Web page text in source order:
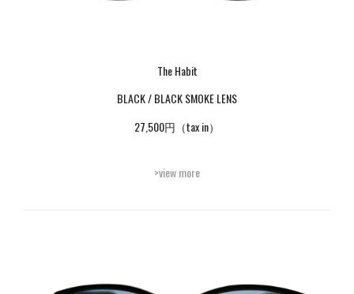
The Habit
BLACK / BLACK SMOKE LENS
27,500円（tax in）
>view more